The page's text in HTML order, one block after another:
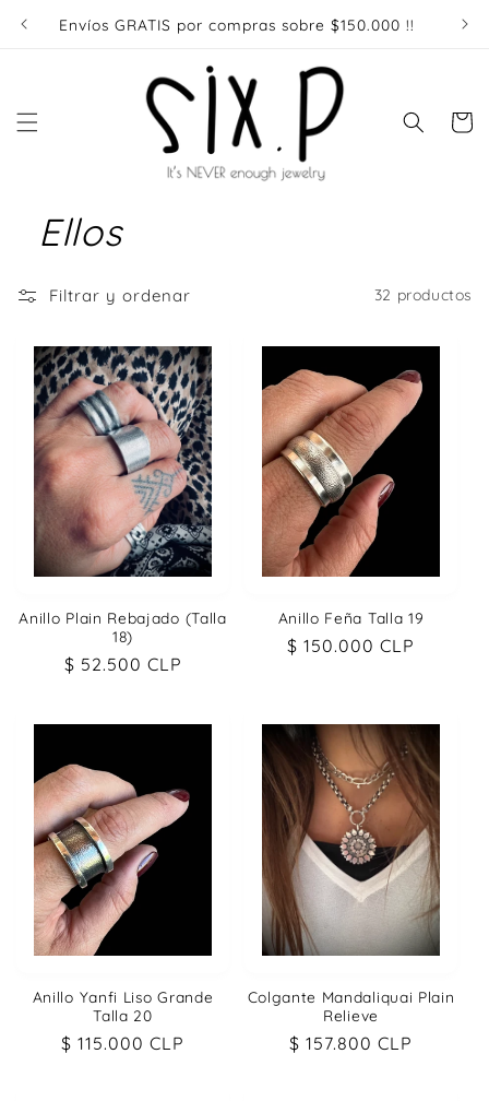
directamente
Envíos GRATIS por compras sobre $150.000 !!
Carrito
Ellos
Filtrar y ordenar 32 productos
Anillo Plain Rebajado (Talla
18)
Precio
$ 52.500 CLP
Anillo Feña Talla 19
Precio
$ 150.000 CLP
Anillo Yanfi Liso Grande
Talla 20
Precio
$ 115.000 CLP
Colgante Mandaliquai Plain
Relieve
Precio
$ 157.800 CLP